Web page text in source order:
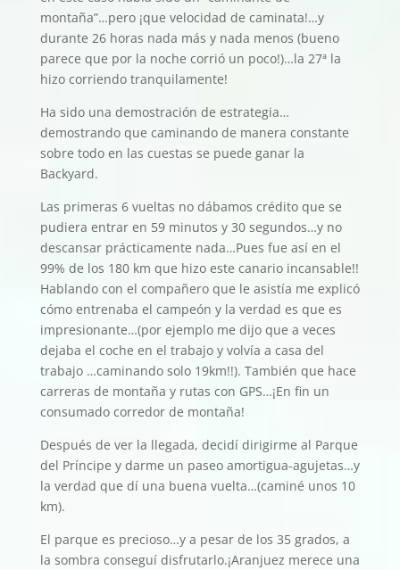
montaña”…pero ¡que velocidad de caminata!…y
durante 26 horas nada más y nada menos (bueno
parece que por la noche corrió un poco!)…la 27ª la
hizo corriendo tranquilamente!
Ha sido una demostración de estrategia…
demostrando que caminando de manera constante
sobre todo en las cuestas se puede ganar la
Backyard.
Las primeras 6 vueltas no dábamos crédito que se
pudiera entrar en 59 minutos y 30 segundos…y no
descansar prácticamente nada…Pues fue así en el
99% de los 180 km que hizo este canario incansable!!
Hablando con el compañero que le asistía me explicó
cómo entrenaba el campeón y la verdad es que es
impresionante…(por ejemplo me dijo que a veces
dejaba el coche en el trabajo y volvía a casa del
trabajo …caminando solo 19km!!). También que hace
carreras de montaña y rutas con GPS…¡En fin un
consumado corredor de montaña!
Después de ver la llegada, decidí dirigirme al Parque
del Príncipe y darme un paseo amortigua-agujetas…y
la verdad que dí una buena vuelta…(caminé unos 10
km).
El parque es precioso…y a pesar de los 35 grados, a
la sombra conseguí disfrutarlo.¡Aranjuez merece una